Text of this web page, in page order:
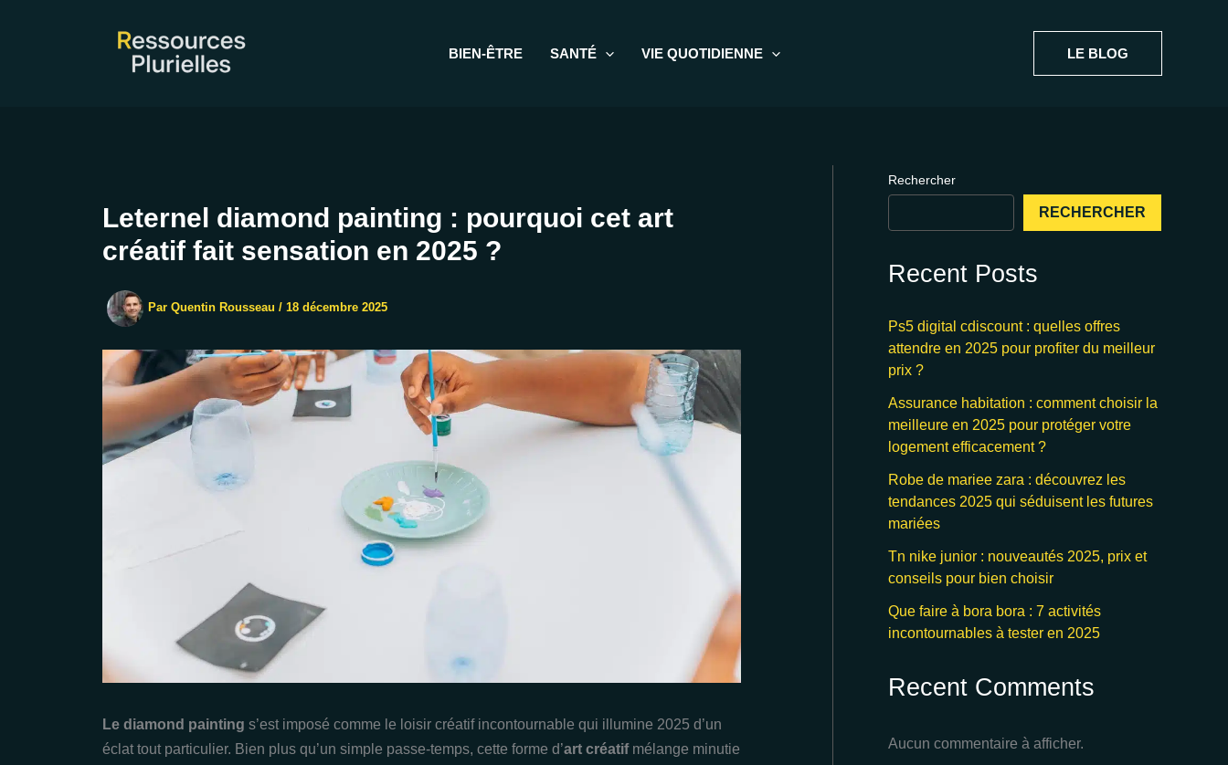
BIEN-ÊTRE SANTÉ VIE QUOTIDIENNE LE BLOG
Leternel diamond painting : pourquoi cet art
créatif fait sensation en 2025 ?
Par Quentin Rousseau / 18 décembre 2025
Le diamond painting s’est imposé comme le loisir créatif incontournable qui illumine 2025 d’un
éclat tout particulier. Bien plus qu’un simple passe-temps, cette forme d’art créatifmélange minutie
Rechercher
RECHERCHER
Recent Posts
Ps5 digital cdiscount : quelles offres
attendre en 2025 pour profiter du meilleur
prix ?
Assurance habitation : comment choisir la
meilleure en 2025 pour protéger votre
logement efficacement ?
Robe de mariee zara : découvrez les
tendances 2025 qui séduisent les futures
mariées
Tn nike junior : nouveautés 2025, prix et
conseils pour bien choisir
Que faire à bora bora : 7 activités
incontournables à tester en 2025
Recent Comments
Aucun commentaire à afficher.